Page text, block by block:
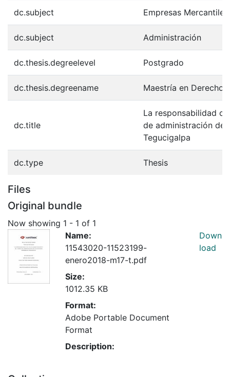
dc.subject Empresas Mercantiles
dc.subject Administración
dc.thesis.degreelevel Postgrado
dc.thesis.degreename Maestría en Derecho
dc.title
La responsabilidad
de administración de
Tegucigalpa
dc.type Thesis
Files
Original bundle
Now showing 1 - 1 of 1
Name:
11543020-11523199-
enero2018-m17-t.pdf
Size:
1012.35 KB
Format:
Adobe Portable Document
Format
Description:
Down
load